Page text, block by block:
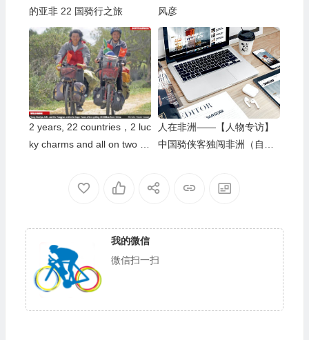
的亚非 22 国骑行之旅
风彦
2 years, 22 countries，2 luc
ky charms and all on two w
人在非洲——【人物专访】
中国骑侠客独闯非洲（自行
我的微信
微信扫一扫